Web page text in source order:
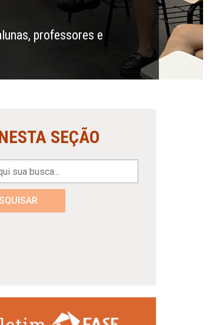
professores e
SEÇÃO